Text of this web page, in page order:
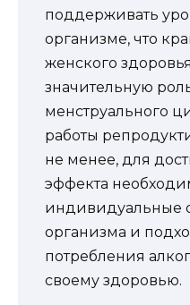
поддерживать
организме, что
женского
значительную
менструального
работы
не менее, для
эффекта
индивидуальные
организма и
потребления
своему здоровью.